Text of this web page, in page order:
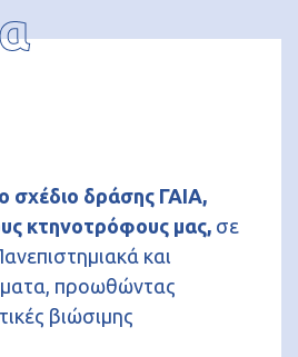
σχέδιο δράσης ΓΑΙΑ,
κτηνοτρόφους μας, σε
και
προωθώντας
βιώσιμης